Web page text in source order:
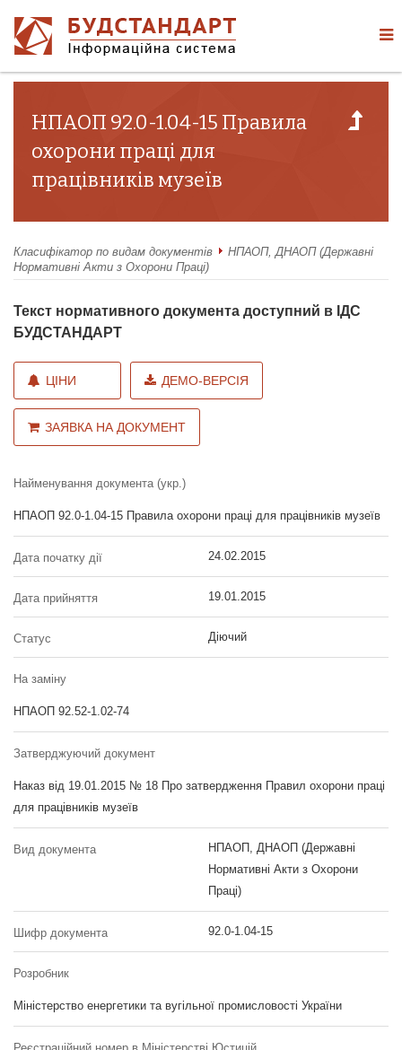
НПАОП 92.0-1.04-15 Правила
охорони праці для
працівників музеїв
Класифікатор по видам документів
НПАОП, ДНАОП (Державні
Нормативні Акти з Охорони Праці)
Текст нормативного документа доступний в ІДС
БУДСТАНДАРТ
ЦІНИ ДЕМО-ВЕРСІЯ
ЗАЯВКА НА ДОКУМЕНТ
Найменування документа (укр.)
НПАОП 92.0-1.04-15 Правила охорони праці для працівників музеїв
Дата початку дії 24.02.2015
Дата прийняття 19.01.2015
Статус Діючий
На заміну
НПАОП 92.52-1.02-74
Затверджуючий документ
Наказ від 19.01.2015 № 18 Про затвердження Правил охорони праці
для працівників музеїв
Вид документа
НПАОП, ДНАОП (Державні
Нормативні Акти з Охорони
Праці)
Шифр документа 92.0-1.04-15
Розробник
Міністерство енергетики та вугільної промисловості України